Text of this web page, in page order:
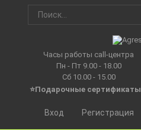
Часы работы call-центра
Пн - Пт 9.00 - 18.00
Сб 10.00 - 15.00
⭐Подарочные сертификаты
Вход Регистрация